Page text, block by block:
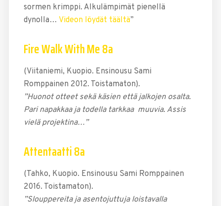
sormen krimppi. Alkulämpimät pienellä
dynolla… Videon löydät täältä”
Fire Walk With Me 8a
(Viitaniemi, Kuopio. Ensinousu Sami
Romppainen 2012. Toistamaton).
”Huonot otteet sekä käsien että jalkojen osalta.
Pari napakkaa ja todella tarkkaa muuvia. Assis
vielä projektina…”
Attentaatti 8a
(Tahko, Kuopio. Ensinousu Sami Romppainen
2016. Toistamaton).
”Slouppereita ja asentojuttuja loistavalla